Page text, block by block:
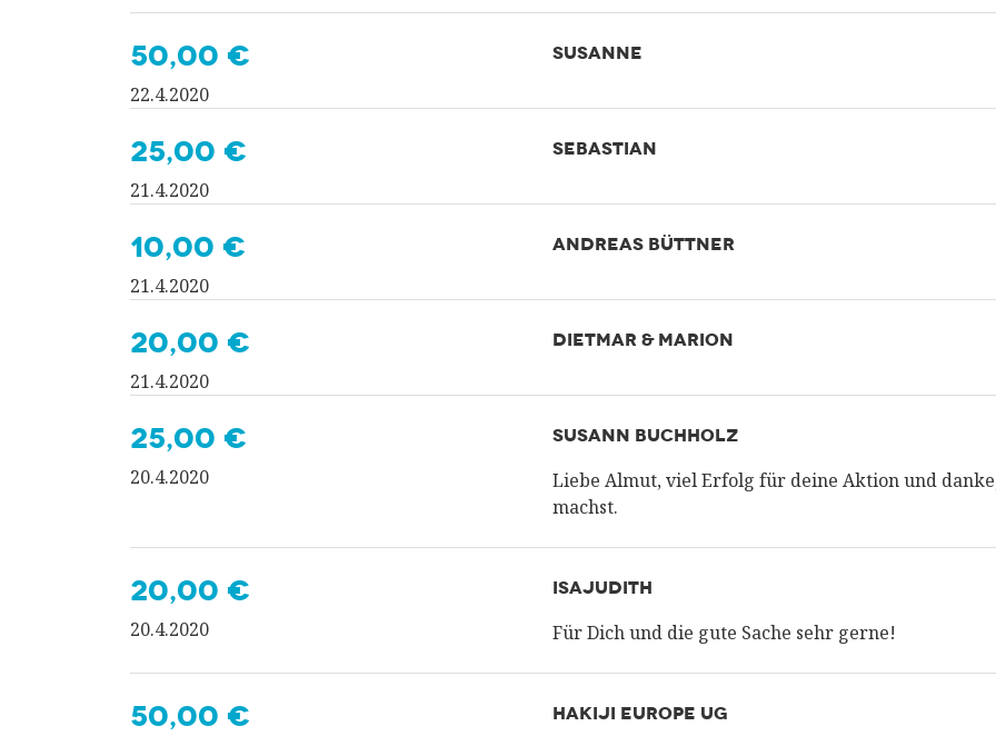
50,00 €
22.4.2020
SUSANNE
25,00 €
21.4.2020
SEBASTIAN
10,00 €
21.4.2020
ANDREAS BÜTTNER
20,00 €
21.4.2020
DIETMAR & MARION
25,00 €
20.4.2020
SUSANN BUCHHOLZ
Liebe Almut, viel Erfolg für deine Aktion und
machst.
20,00 €
20.4.2020
ISAJUDITH
Für Dich und die gute Sache sehr gerne!
50,00 € HAKIJI EUROPE UG